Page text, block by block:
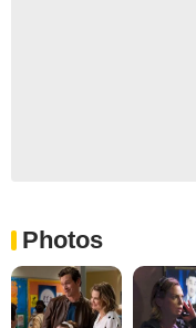
Photos